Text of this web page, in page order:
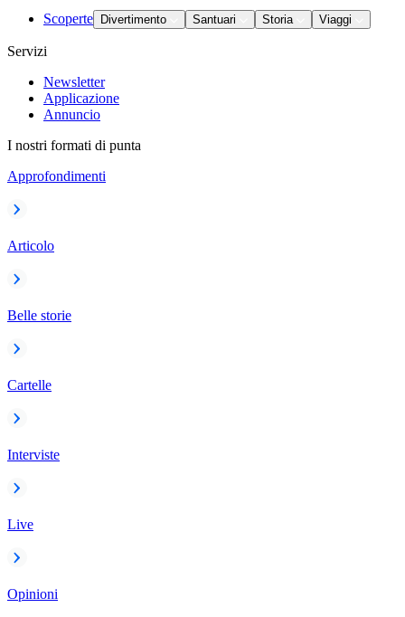
Scoperte Divertimento Santuari Storia Viaggi
Servizi
Newsletter
Applicazione
Annuncio
I nostri formati di punta
Approfondimenti
Articolo
Belle storie
Cartelle
Interviste
Live
Opinioni